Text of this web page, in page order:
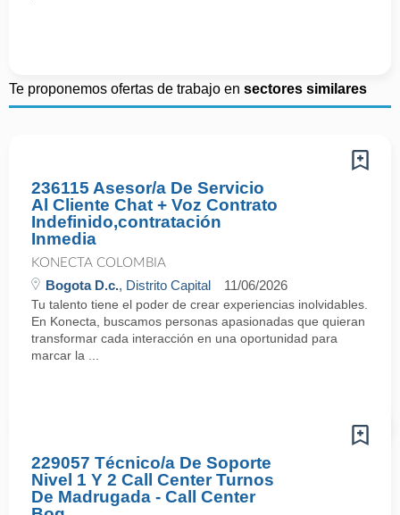
Te proponemos ofertas de trabajo en sectores similares
236115 Asesor/a De Servicio
Al Cliente Chat + Voz Contrato
Indefinido,contratación
Inmedia
KONECTA COLOMBIA
Bogota D.c., Distrito Capital 11/06/2026
Tu talento tiene el poder de crear experiencias inolvidables.
En Konecta, buscamos personas apasionadas que quieran
transformar cada interacción en una oportunidad para
marcar la ...
229057 Técnico/a De Soporte
Nivel 1 Y 2 Call Center Turnos
De Madrugada - Call Center